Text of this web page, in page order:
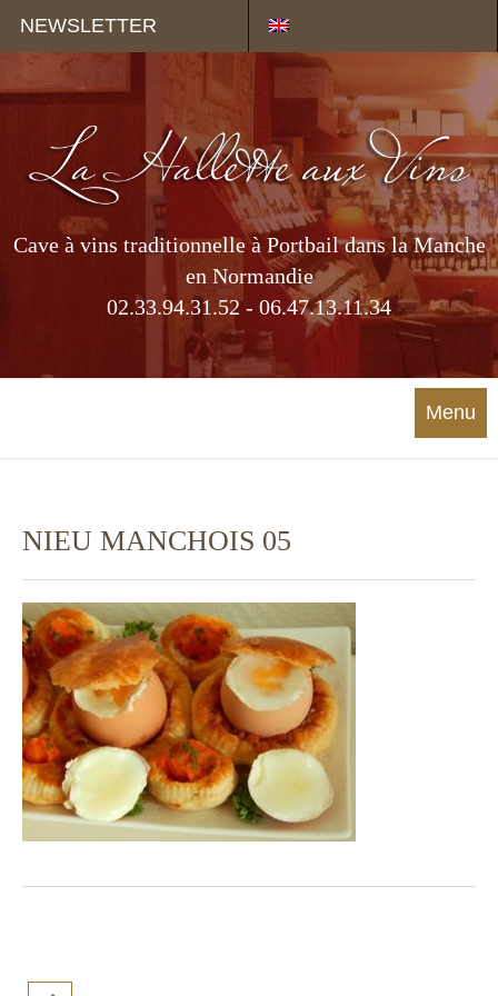
NEWSLETTER
Cave à vins traditionnelle à Portbail dans la Manche
en Normandie
02.33.94.31.52 - 06.47.13.11.34
Menu
NIEU MANCHOIS 05
Panneau de gestion des cookies